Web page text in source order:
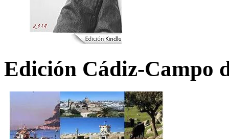
Edición Cádiz-Campo